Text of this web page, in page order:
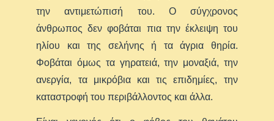
την αντιμετώπισή του. Ο σύγχρονος
άνθρωπος δεν φοβάται πια την έκλειψη του
ηλίου και της σελήνης ή τα άγρια θηρία.
Φοβάται όμως τα γηρατειά, την μοναξιά, την
ανεργία, τα μικρόβια και τις επιδημίες, την
καταστροφή του περιβάλλοντος και άλλα.